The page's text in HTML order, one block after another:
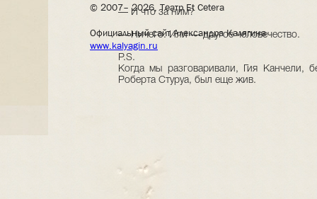
— И что за ним?
— Ничего. Или — другое человечество.
P.S.
Когда мы разговаривали, Гия Канчели,
Роберта Стуруа, был еще жив.
© 2007– 2026, Театр Et Cetera
Официальный сайт Александра Калягина
www.kalyagin.ru